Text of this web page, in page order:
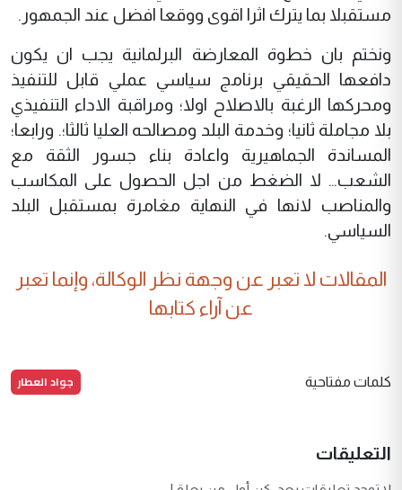
مستقبلا بما يترك اثرا اقوى ووقعا افضل عند الجمهور.
ونختم بان خطوة المعارضة البرلمانية يجب ان يكون
دافعها الحقيقي برنامج سياسي عملي قابل للتنفيذ
ومحركها الرغبة بالاصلاح اولا؛ ومراقبة الاداء التنفيذي
بلا مجاملة ثانيا؛ وخدمة البلد ومصالحه العليا ثالثا؛. ورابعا؛
المساندة الجماهيرية واعادة بناء جسور الثقة مع
الشعب… لا الضغط من اجل الحصول على المكاسب
والمناصب لانها في النهاية مغامرة بمستقبل البلد
السياسي.
المقالات لا تعبر عن وجهة نظر الوكالة، وإنما تعبر
عن آراء كتابها
كلمات مفتاحية جواد العطار
التعليقات